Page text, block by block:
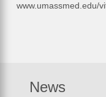
www.umassmed.edu/
News